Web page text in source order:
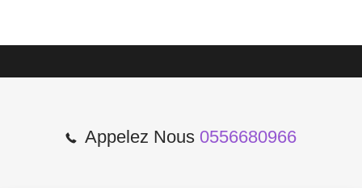
Appelez Nous 0556680966